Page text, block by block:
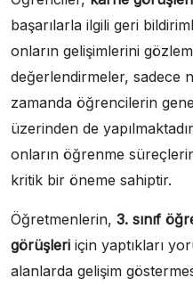
başarılarla ilgili geri
onların gelişimlerini
değerlendirmeler, sadece
zamanda öğrencilerin
üzerinden de
onların öğrenme
kritik bir öneme sahiptir.
Öğretmenlerin, 3. sınıf
görüşleri için yaptıkları
alanlarda gelişim